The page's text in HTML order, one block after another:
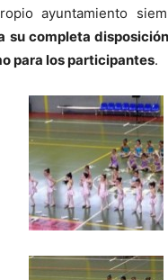
ayuntamiento
su completa disposición
para los participantes.